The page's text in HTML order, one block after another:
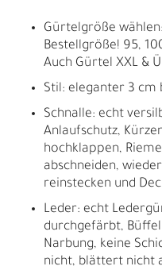
Gürtelgröße
Bestellgröße! 95,
Auch Gürtel XXL &
Stil: eleganter 3
Schnalle: echt
Anlaufschutz,
hochklappen,
abschneiden,
reinstecken und
Leder: echt
durchgefärbt,
Narbung, keine
nicht, blättert nicht